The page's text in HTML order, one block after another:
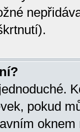
pokud
oknem